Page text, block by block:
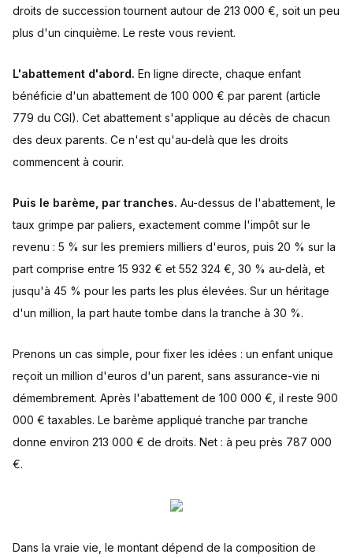
droits de succession tournent autour de 213 000 €, soit un peu
plus d'un cinquième. Le reste vous revient.
L'abattement d'abord. En ligne directe, chaque enfant
bénéficie d'un abattement de 100 000 € par parent (article
779 du CGI). Cet abattement s'applique au décès de chacun
des deux parents. Ce n'est qu'au-delà que les droits
commencent à courir.
Puis le barème, par tranches. Au-dessus de l'abattement, le
taux grimpe par paliers, exactement comme l'impôt sur le
revenu : 5 % sur les premiers milliers d'euros, puis 20 % sur la
part comprise entre 15 932 € et 552 324 €, 30 % au-delà, et
jusqu'à 45 % pour les parts les plus élevées. Sur un héritage
d'un million, la part haute tombe dans la tranche à 30 %.
Prenons un cas simple, pour fixer les idées : un enfant unique
reçoit un million d'euros d'un parent, sans assurance-vie ni
démembrement. Après l'abattement de 100 000 €, il reste 900
000 € taxables. Le barème appliqué tranche par tranche
donne environ 213 000 € de droits. Net : à peu près 787 000
€.
Dans la vraie vie, le montant dépend de la composition de